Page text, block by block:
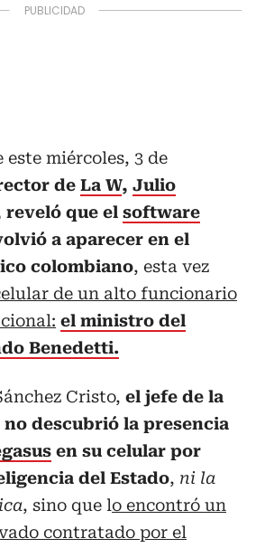
este miércoles, 3 de
de La W, Julio
reveló que el software
a aparecer en el
colombiano, esta vez
de un alto funcionario
el ministro del
Benedetti.
Cristo, el jefe de la
descubrió la presencia
en su celular por
del Estado, ni la
, sino que lo encontró un
contratado por el